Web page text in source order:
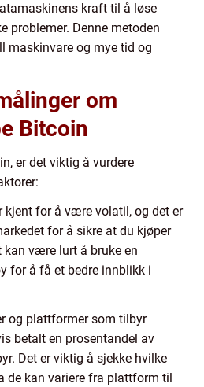
kraft til å løse
problemer. Denne metoden
maskinvare og mye tid og
om
Bitcoin
er det viktig å vurdere
kjent for å være volatil, og det er
for å sikre at du kjøper
kan være lurt å bruke en
for å få et bedre innblikk i
og plattformer som tilbyr
betalt en prosentandel av
Det er viktig å sjekke hvilke
de kan variere fra plattform til